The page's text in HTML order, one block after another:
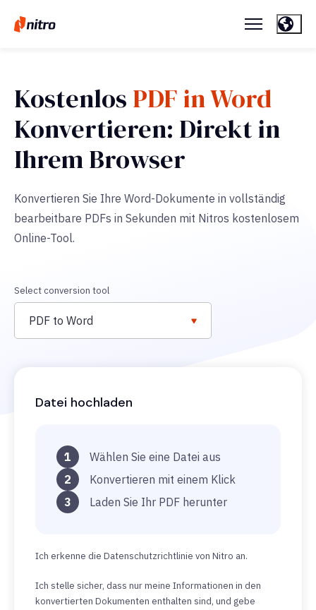
Kostenlos PDF in Word
Konvertieren: Direkt in
Ihrem Browser
Konvertieren Sie Ihre Word-Dokumente in vollständig
bearbeitbare PDFs in Sekunden mit Nitros kostenlosem
Online-Tool.
Select conversion tool
PDF to Word
Datei hochladen
1
Wählen Sie eine Datei aus
2
Konvertieren mit einem Klick
3
Laden Sie Ihr PDF herunter
Ich erkenne die Datenschutzrichtlinie von Nitro an.
Ich stelle sicher, dass nur meine Informationen in den
konvertierten Dokumenten enthalten sind, und gebe